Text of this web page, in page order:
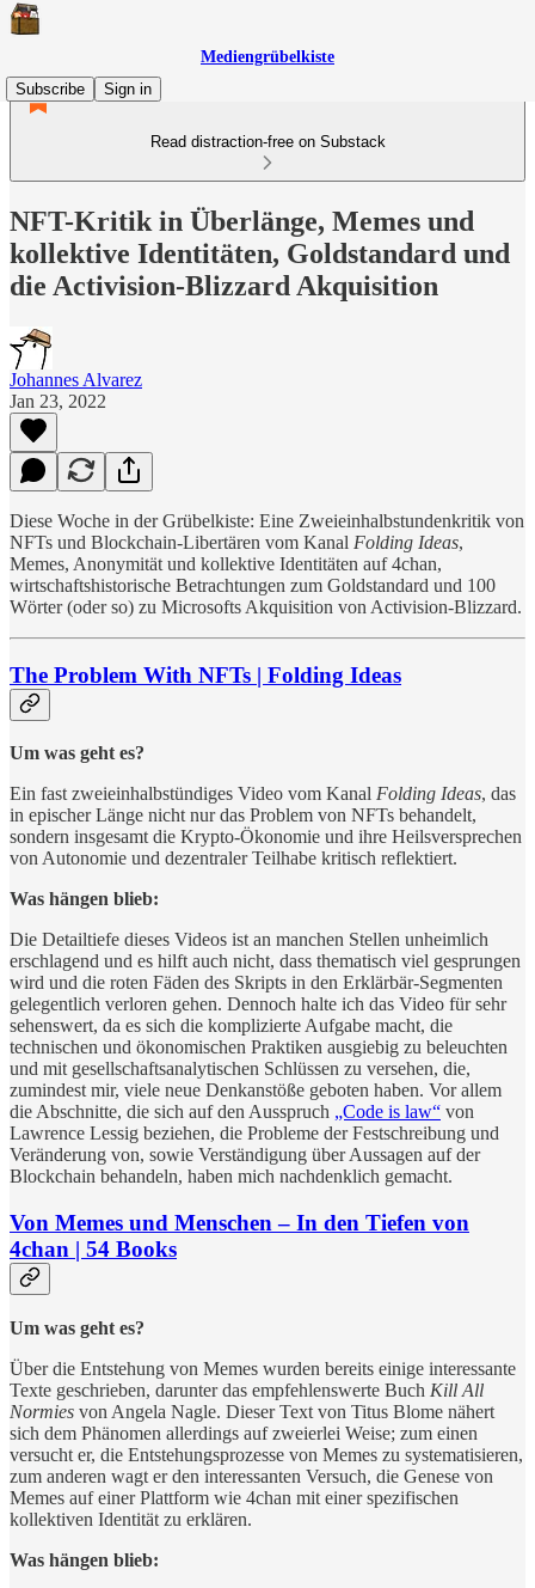
Mediengrübelkiste
Subscribe
Sign in
Read distraction-free on Substack
NFT-Kritik in Überlänge, Memes und
kollektive Identitäten, Goldstandard und
die Activision-Blizzard Akquisition
Johannes Alvarez
Jan 23, 2022
Diese Woche in der Grübelkiste: Eine Zweieinhalbstundenkritik von
NFTs und Blockchain-Libertären vom Kanal Folding Ideas,
Memes, Anonymität und kollektive Identitäten auf 4chan,
wirtschaftshistorische Betrachtungen zum Goldstandard und 100
Wörter (oder so) zu Microsofts Akquisition von Activision-Blizzard.
The Problem With NFTs | Folding Ideas
Um was geht es?
Ein fast zweieinhalbstündiges Video vom Kanal Folding Ideas, das
in epischer Länge nicht nur das Problem von NFTs behandelt,
sondern insgesamt die Krypto-Ökonomie und ihre Heilsversprechen
von Autonomie und dezentraler Teilhabe kritisch reflektiert.
Was hängen blieb:
Die Detailtiefe dieses Videos ist an manchen Stellen unheimlich
erschlagend und es hilft auch nicht, dass thematisch viel gesprungen
wird und die roten Fäden des Skripts in den Erklärbär-Segmenten
gelegentlich verloren gehen. Dennoch halte ich das Video für sehr
sehenswert, da es sich die komplizierte Aufgabe macht, die
technischen und ökonomischen Praktiken ausgiebig zu beleuchten
und mit gesellschaftsanalytischen Schlüssen zu versehen, die,
zumindest mir, viele neue Denkanstöße geboten haben. Vor allem
die Abschnitte, die sich auf den Ausspruch „Code is law“ von
Lawrence Lessig beziehen, die Probleme der Festschreibung und
Veränderung von, sowie Verständigung über Aussagen auf der
Blockchain behandeln, haben mich nachdenklich gemacht.
Von Memes und Menschen – In den Tiefen von
4chan | 54 Books
Um was geht es?
Über die Entstehung von Memes wurden bereits einige interessante
Texte geschrieben, darunter das empfehlenswerte Buch Kill All
Normies von Angela Nagle. Dieser Text von Titus Blome nähert
sich dem Phänomen allerdings auf zweierlei Weise; zum einen
versucht er, die Entstehungsprozesse von Memes zu systematisieren,
zum anderen wagt er den interessanten Versuch, die Genese von
Memes auf einer Plattform wie 4chan mit einer spezifischen
kollektiven Identität zu erklären.
Was hängen blieb: